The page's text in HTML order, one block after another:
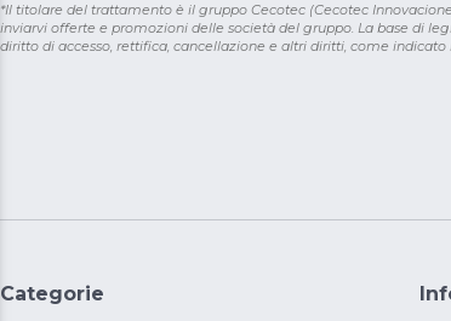
*Il titolare del trattamento è il gruppo Cecotec (Cecotec
inviarvi offerte e promozioni delle società del gruppo. La base di
diritto di accesso, rettifica, cancellazione e altri diritti, come indicato
Categorie